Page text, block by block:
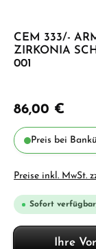
CEM 333/-
ZIRKONIA
001
86,00 €
Preis bei
Preise inkl. MwSt.
Sofort
Ihre